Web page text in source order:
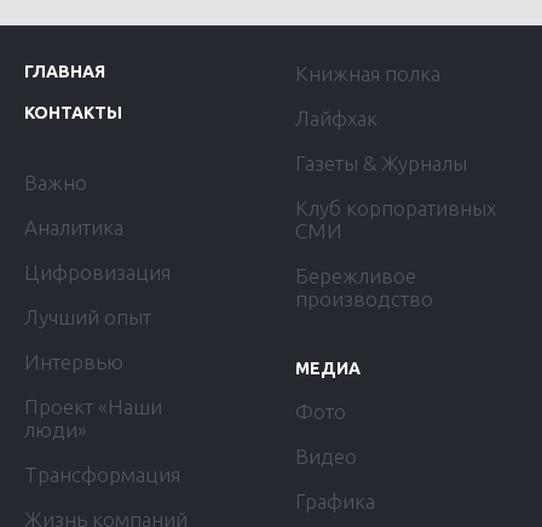
ГЛАВНАЯ
КОНТАКТЫ
Важно
Аналитика
Цифровизация
Лучший опыт
Интервью
Проект «Наши
люди»
Трансформация
Жизнь компаний
Книжная полка
Лайфхак
Газеты & Журналы
Клуб корпоративных
СМИ
Бережливое
производство
МЕДИА
Фото
Видео
Графика